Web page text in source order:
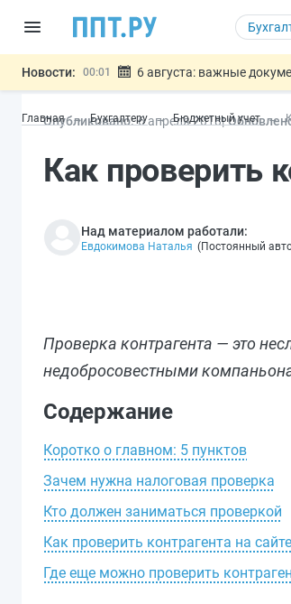
Новости: 00:01 6 августа: важные
05.08 Мигрантам с судимостью
05.08
Важно Подписан закон
Главная Бухгалтеру Бюджетный учет
Опубликовано: 6 апреля2018
Как проверить
Над материалом работали:
Евдокимова Наталья (Постоянный
Проверка контрагента — это
недобросовестными
Содержание
Коротко о главном: 5 пунктов
Зачем нужна налоговая проверка
Кто должен заниматься проверкой
Как проверить контрагента на
Где еще можно проверить